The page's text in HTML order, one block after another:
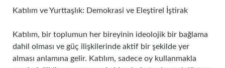
Katılım ve Yurttaşlık: Demokrasi ve Eleştirel İştirak
Katılım, bir toplumun her bireyinin ideolojik bir bağlama
dahil olması ve güç ilişkilerinde aktif bir şekilde yer
alması anlamına gelir. Katılım, sadece oy kullanmakla